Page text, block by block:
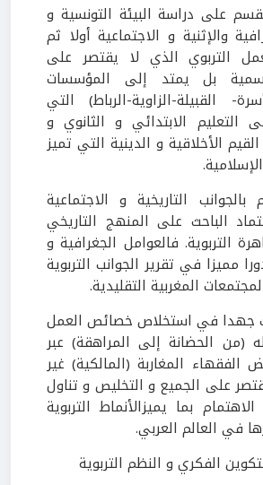
على دراسة البيئة التونسية و
والإثنية و الاجتماعية أولا ثم
التربوي الذي لا يقتصر على
بل يمتد إلى المؤسسات
القبيلة-الزاوية-الرباط) التي
الابتدائي و الثانوي و
الأخلاقية و الدينية التي تميز
التاريخية و الاجتماعية
الباحث على المنهج التاريخي
التربوية. فالعوامل الجغرافية و
مميزا في تقرير الجوانب التربوية
المغربية التقليدية.
جهدا في استخلاص خصائص العمل
(من الحضانة إلى المراهقة) عبر
الفقهاء المغاربة (المالكية) غير
على الجميع و التخليص و تناول
بما يميزالأنماط التربوية
في العالم العربي.
الفكري و النظم التربوية